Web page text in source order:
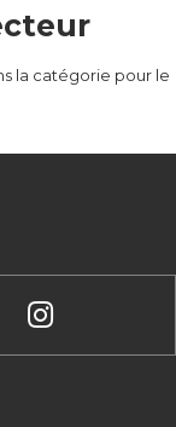
la catégorie pour le